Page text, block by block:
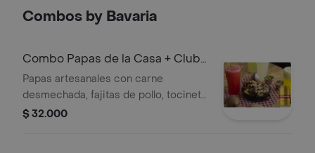
Combos by Bavaria
Combo Papas de la Casa + Club
Colombia Dorada 355 ml
Papas artesanales con carne
desmechada, fajitas de pollo, tocineta
y queso, acompañadas de una Club
$ 32.000